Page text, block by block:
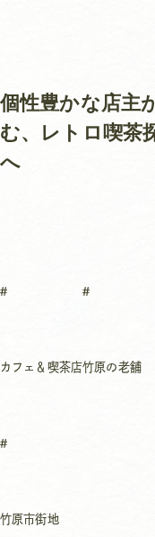
個性豊かな店主
む、レトロ喫茶
へ
カフェ＆喫茶店竹原の老舗
竹原市街地